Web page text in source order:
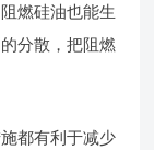
燃硅油也能生
分散，把阻燃
都有利于减少